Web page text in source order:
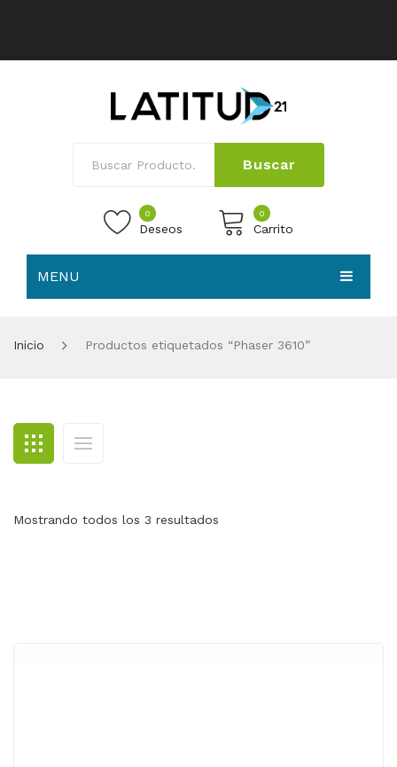
Buscar
0
Deseos
0
Carrito
MENU
BLOG
CONTACTO
Inicio Productos etiquetados “Phaser 3610”
Mostrando todos los 3 resultados